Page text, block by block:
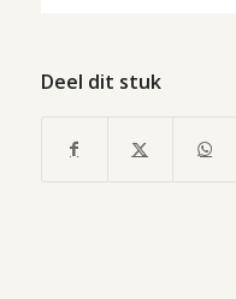
Deel dit stuk